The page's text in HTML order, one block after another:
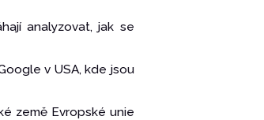
analyzovat, jak se
v USA, kde jsou
země Evropské unie